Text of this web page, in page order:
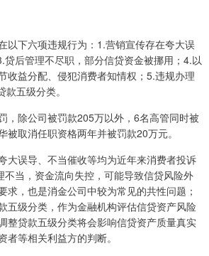
以下六项违规行为：1.营销宣传存在夸大误
后管理不尽职，部分信贷资金被挪用；4.以
收益分配、侵犯消费者知情权；5.违规办理
五级分类。
，除公司被罚款205万以外，6名高管同时被
被取消任职资格两年并被罚款20万元。
大误导、不当催收等均为近年来消费者投诉
不当，资金流向失控，可能导致信贷风险外
求，也是消金公司中较为常见的共性问题；
五级分类，作为金融机构评估信贷资产风险
整贷款五级分类将会影响信贷资产质量真实
等相关利益方的判断。